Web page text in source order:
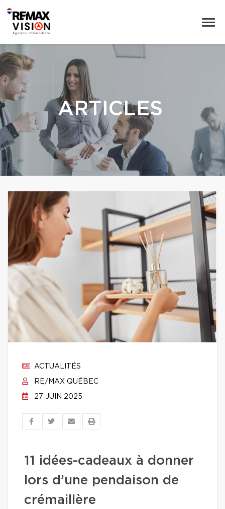
ARTICLES
ACTUALITÉS
RE/MAX QUÉBEC
27 JUIN 2025
11 idées-cadeaux à donner
lors d’une pendaison de
crémaillère